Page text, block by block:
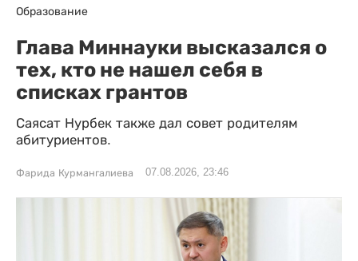
Образование
Глава Миннауки высказался о
тех, кто не нашел себя в
списках грантов
Саясат Нурбек также дал совет родителям
абитуриентов.
Фарида Курмангалиева 07.08.2026, 23:46